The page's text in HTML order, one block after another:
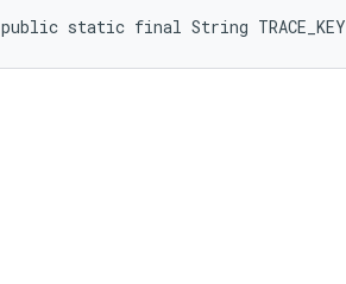
public static final String TRACE_KEY